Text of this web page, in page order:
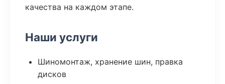
качества на каждом этапе.
Наши услуги
Шиномонтаж, хранение шин, правка
дисков